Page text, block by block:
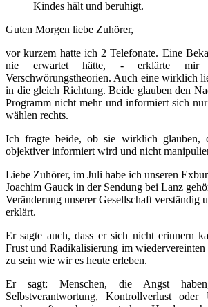
Guten Morgen liebe Zuhörer,
vor kurzem hatte ich 2 Telefonate. Eine
nie erwartet hätte, - erklärte mir
Verschwörungstheorien. Auch eine wirklich
in die gleich Richtung. Beide glauben den
Programm nicht mehr und informiert sich
wählen rechts.
Ich fragte beide, ob sie wirklich glauben,
objektiver informiert wird und nicht
Liebe Zuhörer, im Juli habe ich unseren
Joachim Gauck in der Sendung bei Lanz
Veränderung unserer Gesellschaft verständig
erklärt.
Er sagte auch, dass er sich nicht erinnern
Frust und Radikalisierung im wiedervereinten
zu sein wie wir es heute erleben.
Er sagt: Menschen, die Angst
Selbstverantwortung, Kontrollverlust